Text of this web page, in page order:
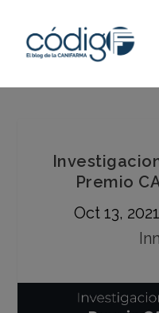
Premio
Oct 13, 2021